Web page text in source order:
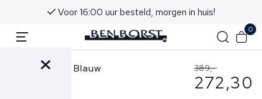
Voor 16:00 uur besteld, morgen in huis!
0
Peuterey Jas Blauw 389,-
272,30